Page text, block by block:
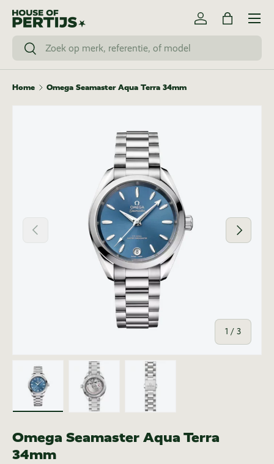
Ga naar inhoud
Zoeken
Zoeken
Inloggen
Tas
Menu
Home Omega Seamaster Aqua Terra 34mm
Vorige
1 / van
3
Volgende
Omega Seamaster Aqua Terra
34mm